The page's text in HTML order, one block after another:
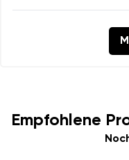
Empfohlene